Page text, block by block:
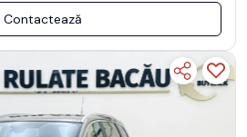
Contactează